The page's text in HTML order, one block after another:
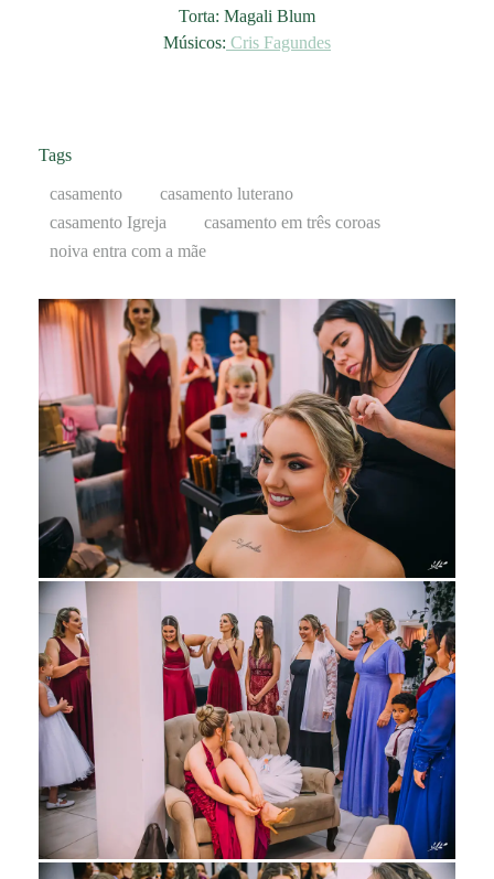
Torta: Magali Blum
Músicos: Cris Fagundes
Tags
casamento
casamento luterano
casamento Igreja
casamento em três coroas
noiva entra com a mãe